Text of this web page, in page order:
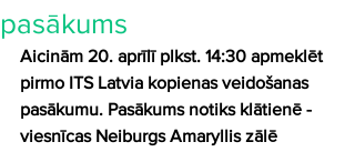
pasākums
Aicinām 20. aprīlī plkst. 14:30 apmeklēt
pirmo ITS Latvia kopienas veidošanas
pasākumu. Pasākums notiks klātienē -
viesnīcas Neiburgs Amaryllis zālē